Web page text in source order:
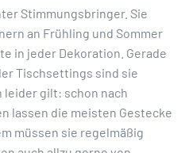
Stimmungsbringer. Sie
an Frühling und Sommer
in jeder Dekoration. Gerade
Tischsettings sind sie
leider gilt: schon nach
lassen die meisten Gestecke
müssen sie regelmäßig